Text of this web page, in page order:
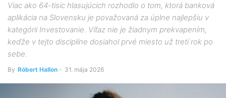
Viac ako 64-tisíc hlasujúcich rozhodlo o tom, ktorá banková
aplikácia na Slovensku je považovaná za úplne najlepšiu v
kategórii Investovanie. Víťaz nie je žiadnym prekvapením,
keďže v tejto disciplíne dosiahol prvé miesto už tretí rok po
sebe.
By Róbert Hallon - 31. mája 2026